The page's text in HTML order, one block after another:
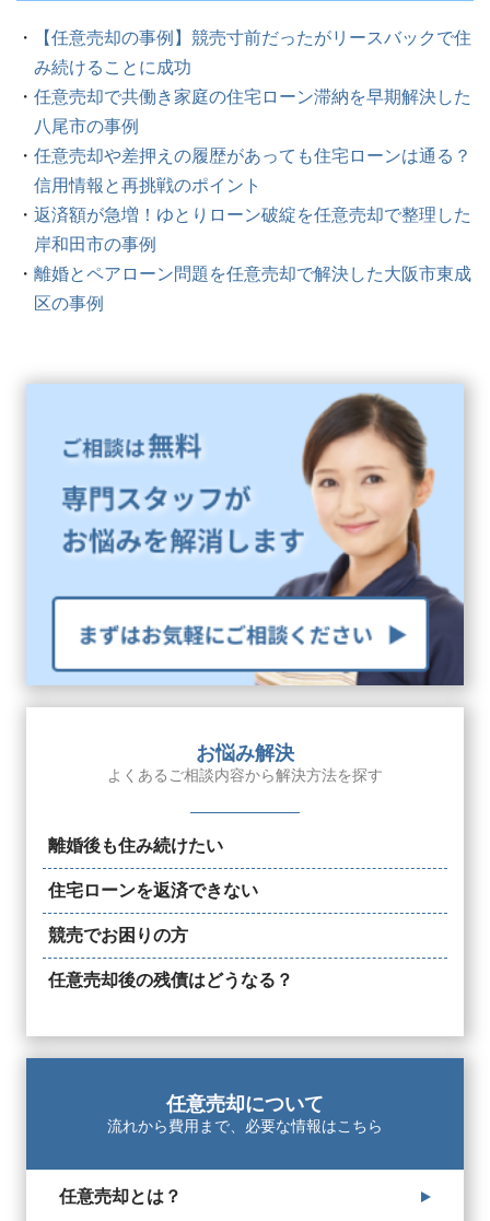
【任意売却の事例】競売寸前だったがリースバックで住
み続けることに成功
任意売却で共働き家庭の住宅ローン滞納を早期解決した
八尾市の事例
任意売却や差押えの履歴があっても住宅ローンは通る？
信用情報と再挑戦のポイント
返済額が急増！ゆとりローン破綻を任意売却で整理した
岸和田市の事例
離婚とペアローン問題を任意売却で解決した大阪市東成
区の事例
お悩み解決
よくあるご相談内容から解決方法を探す
離婚後も住み続けたい
住宅ローンを返済できない
競売でお困りの方
任意売却後の残債はどうなる？
任意売却について
流れから費用まで、必要な情報はこちら
任意売却とは？